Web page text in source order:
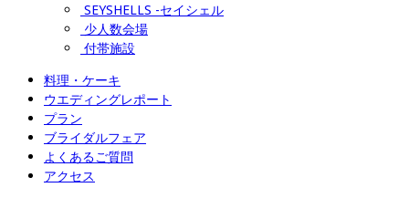
SEYSHELLS -セイシェル
少人数会場
付帯施設
料理・ケーキ
ウエディングレポート
プラン
ブライダルフェア
よくあるご質問
アクセス